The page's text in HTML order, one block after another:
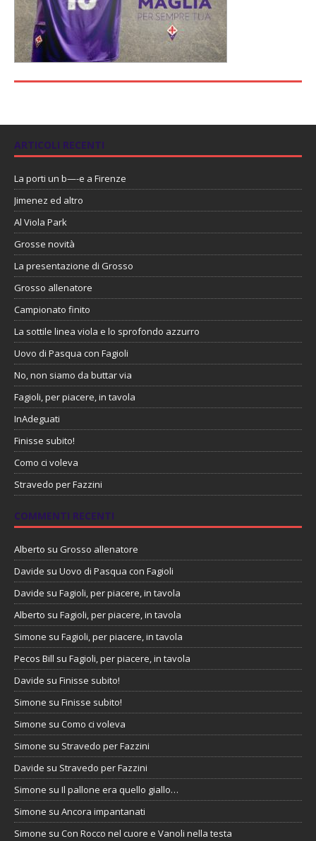
ARTICOLI RECENTI
La porti un b—-e a Firenze
Jimenez ed altro
Al Viola Park
Grosse novità
La presentazione di Grosso
Grosso allenatore
Campionato finito
La sottile linea viola e lo sprofondo azzurro
Uovo di Pasqua con Fagioli
No, non siamo da buttar via
Fagioli, per piacere, in tavola
InAdeguati
Finisse subito!
Como ci voleva
Stravedo per Fazzini
COMMENTI RECENTI
Alberto su Grosso allenatore
Davide su Uovo di Pasqua con Fagioli
Davide su Fagioli, per piacere, in tavola
Alberto su Fagioli, per piacere, in tavola
Simone su Fagioli, per piacere, in tavola
Pecos Bill su Fagioli, per piacere, in tavola
Davide su Finisse subito!
Simone su Finisse subito!
Simone su Como ci voleva
Simone su Stravedo per Fazzini
Davide su Stravedo per Fazzini
Simone su Il pallone era quello giallo…
Simone su Ancora impantanati
Simone su Con Rocco nel cuore e Vanoli nella testa